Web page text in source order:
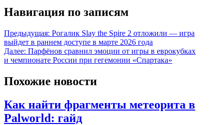
Навигация по записям
Предыдущая: Рогалик Slay the Spire 2 отложили — игра
выйдет в раннем доступе в марте 2026 года
Далее: Парфёнов сравнил эмоции от игры в еврокубках
и чемпионате России при гегемонии «Спартака»
Похожие новости
Как найти фрагменты метеорита в
Palworld: гайд